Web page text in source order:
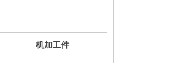
机加工件